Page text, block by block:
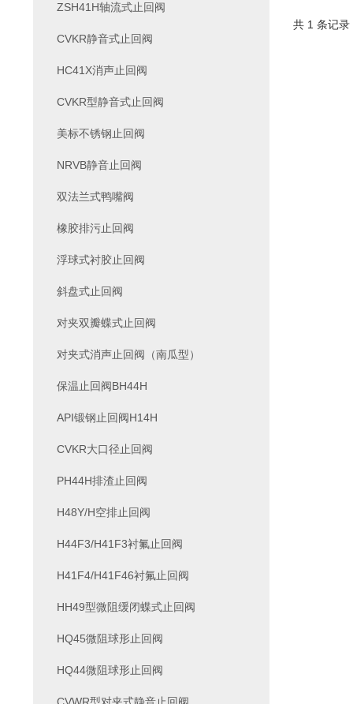
共 1 条记
ZSH41H轴流式止回阀
CVKR静音式止回阀
HC41X消声止回阀
CVKR型静音式止回阀
美标不锈钢止回阀
NRVB静音止回阀
双法兰式鸭嘴阀
橡胶排污止回阀
浮球式衬胶止回阀
斜盘式止回阀
对夹双瓣蝶式止回阀
对夹式消声止回阀（南瓜型）
保温止回阀BH44H
API锻钢止回阀H14H
CVKR大口径止回阀
PH44H排渣止回阀
H48Y/H空排止回阀
H44F3/H41F3衬氟止回阀
H41F4/H41F46衬氟止回阀
HH49型微阻缓闭蝶式止回阀
HQ45微阻球形止回阀
HQ44微阻球形止回阀